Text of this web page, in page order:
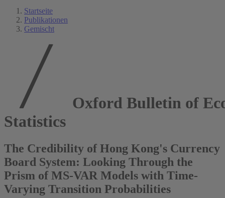
Startseite
Publikationen
Gemischt
Oxford Bulletin of
Statistics
The Credibility of Hong Kong's Currency
Board System: Looking Through the
Prism of MS‐VAR Models with Time‐
Varying Transition Probabilities